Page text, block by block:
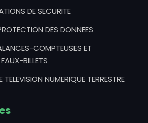
DE SECURITE
DES DONNEES
COMPTEUSES ET
BILLETS
TELEVISION NUMERIQUE TERRESTRE